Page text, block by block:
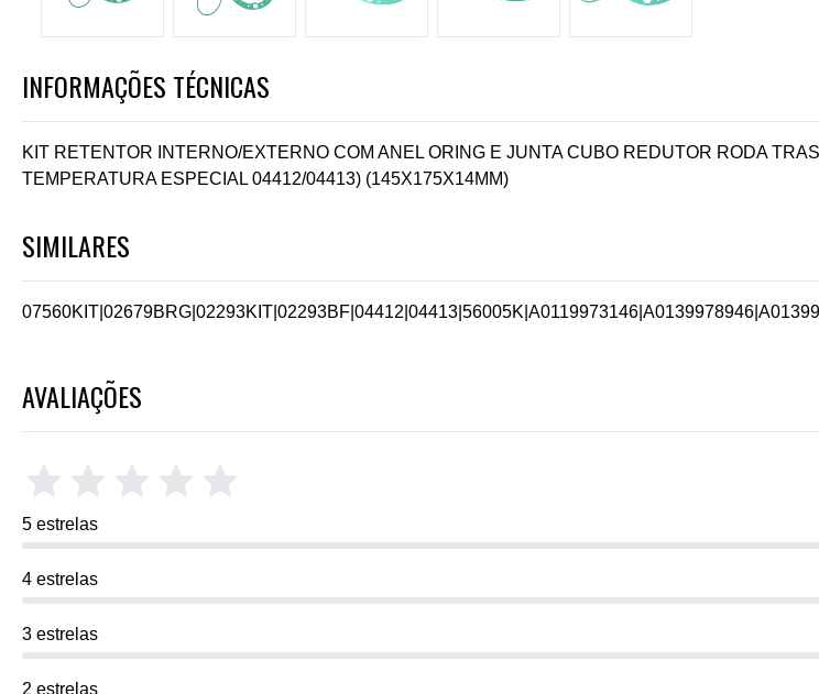
INFORMAÇÕES TÉCNICAS
KIT RETENTOR INTERNO/EXTERNO COM ANEL ORING E JUNTA CUBO REDUTOR RODA
TEMPERATURA ESPECIAL 04412/04413) (145X175X14MM)
SIMILARES
07560KIT 02679BRG 02293KIT 02293BF 04412 04413 56005K A0119973146 A0139978946
AVALIAÇÕES
5 estrelas
4 estrelas
3 estrelas
2 estrelas